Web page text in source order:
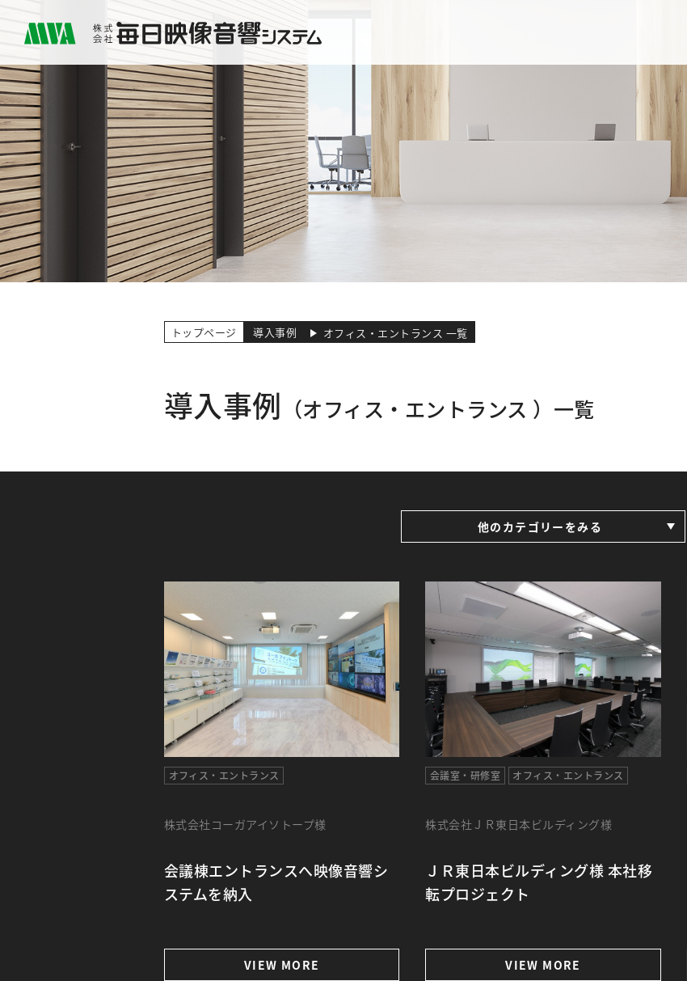
トップページ 導入事例 オフィス・エントランス 一覧
導入事例 （オフィス・エントランス ）一覧
他のカテゴリーをみる
オフィス・エントランス
株式会社コーガアイソトープ様
会議棟エントランスへ映像音響シ
ステムを納入
VIEW MORE
会議室・研修室 オフィス・エントランス
株式会社ＪＲ東日本ビルディング様
ＪＲ東日本ビルディング様 本社移
転プロジェクト
VIEW MORE